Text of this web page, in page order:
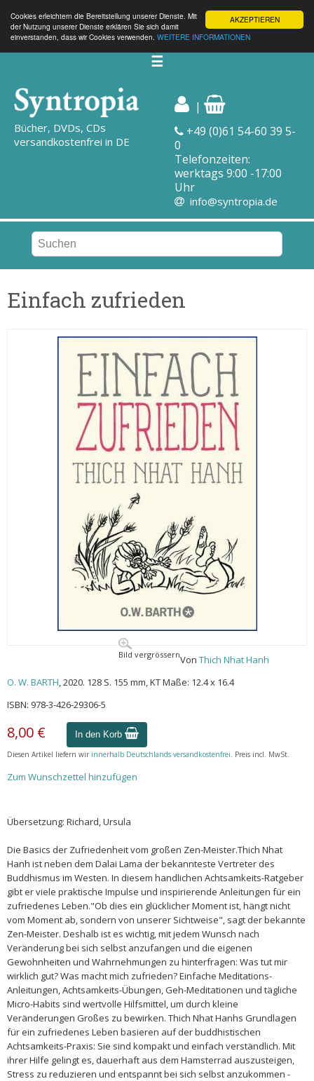
AKZEPTIEREN
Cookies erleichtern die Bereitstellung unserer Dienste. Mit
der Nutzung unserer Dienste erklären Sie sich damit
einverstanden, dass wir Cookies verwenden. WEITERE INFORMATIONEN
☰
Bücher, DVDs, CDs
versandkostenfrei in DE
|
+49 (0)61 54-60 39 5-
0
Telefonzeiten:
werktags 9:00 -17:00
Uhr
info@syntropia.de
Einfach zufrieden
Bild vergrössernVon Thich Nhat Hanh
O. W. BARTH, 2020. 128 S. 155 mm, KT Maße: 12.4 x 16.4
ISBN: 978-3-426-29306-5
8,00 € In den Korb
Diesen Artikel liefern wir innerhalb Deutschlands versandkostenfrei. Preis incl. MwSt.
Zum Wunschzettel hinzufügen
Übersetzung: Richard, Ursula
Die Basics der Zufriedenheit vom großen Zen-Meister.Thich Nhat
Hanh ist neben dem Dalai Lama der bekannteste Vertreter des
Buddhismus im Westen. In diesem handlichen Achtsamkeits-Ratgeber
gibt er viele praktische Impulse und inspirierende Anleitungen für ein
zufriedenes Leben."Ob dies ein glücklicher Moment ist, hängt nicht
vom Moment ab, sondern von unserer Sichtweise", sagt der bekannte
Zen-Meister. Deshalb ist es wichtig, mit jedem Wunsch nach
Veränderung bei sich selbst anzufangen und die eigenen
Gewohnheiten und Wahrnehmungen zu hinterfragen: Was tut mir
wirklich gut? Was macht mich zufrieden? Einfache Meditations-
Anleitungen, Achtsamkeits-Übungen, Geh-Meditationen und tägliche
Micro-Habits sind wertvolle Hilfsmittel, um durch kleine
Veränderungen Großes zu bewirken. Thich Nhat Hanhs Grundlagen
für ein zufriedenes Leben basieren auf der buddhistischen
Achtsamkeits-Praxis: Sie sind kompakt und einfach verständlich. Mit
ihrer Hilfe gelingt es, dauerhaft aus dem Hamsterrad auszusteigen,
Stress zu reduzieren und entspannt bei sich selbst anzukommen -